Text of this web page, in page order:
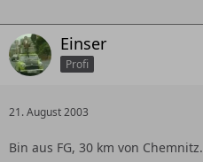
Einser
Profi
21. August 2003
Bin aus FG, 30 km von Chemnitz.